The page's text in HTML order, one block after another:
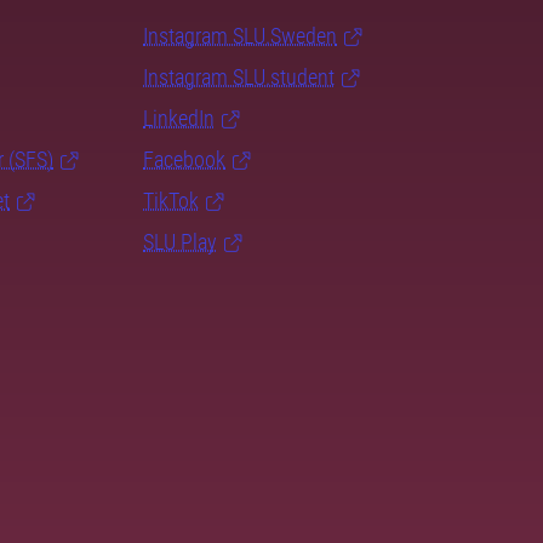
Instagram SLU.Sweden
Instagram SLU.student
LinkedIn
Facebook
TikTok
SLU Play